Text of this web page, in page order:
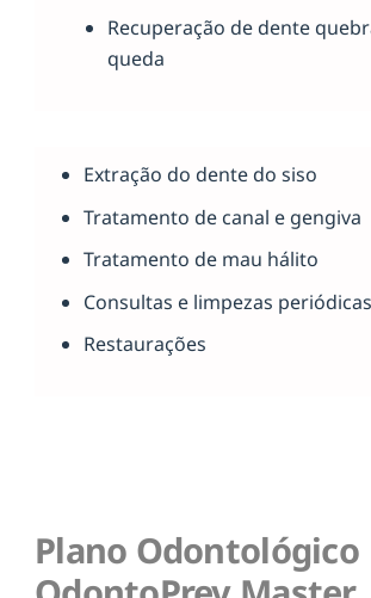
Recuperação de dente
queda
Extração do dente do siso
Tratamento de canal e gengiva
Tratamento de mau hálito
Consultas e limpezas periódicas
Restaurações
Plano Odontológico